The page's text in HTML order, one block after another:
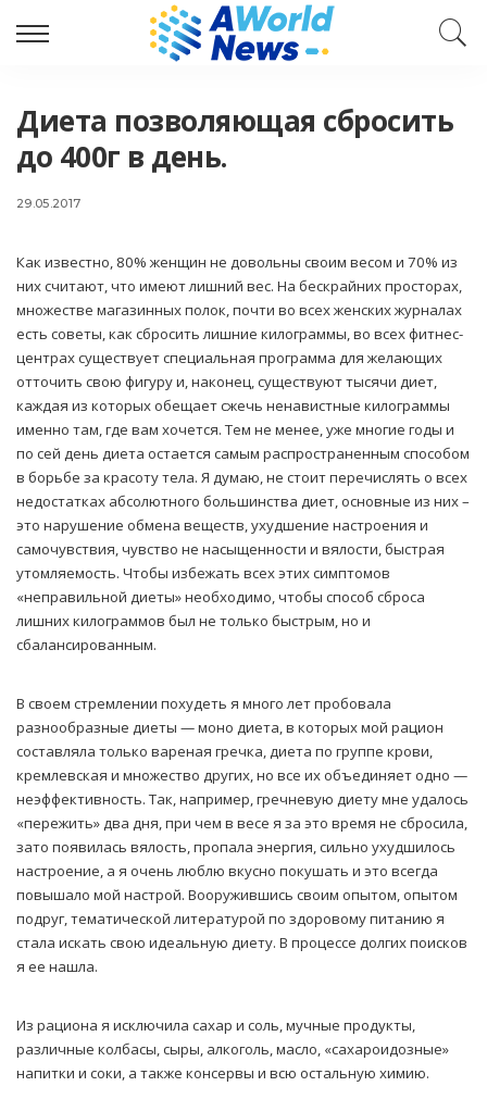
Диета позволяющая сбросить
до 400г в день.
29.05.2017
Как известно, 80% женщин не довольны своим весом и 70% из
них считают, что имеют лишний вес. На бескрайних просторах,
множестве магазинных полок, почти во всех женских журналах
есть советы, как сбросить лишние килограммы, во всех фитнес-
центрах существует специальная программа для желающих
отточить свою фигуру и, наконец, существуют тысячи диет,
каждая из которых обещает сжечь ненавистные килограммы
именно там, где вам хочется. Тем не менее, уже многие годы и
по сей день диета остается самым распространенным способом
в борьбе за красоту тела. Я думаю, не стоит перечислять о всех
недостатках абсолютного большинства диет, основные из них –
это нарушение обмена веществ, ухудшение настроения и
самочувствия, чувство не насыщенности и вялости, быстрая
утомляемость. Чтобы избежать всех этих симптомов
«неправильной диеты» необходимо, чтобы способ сброса
лишних килограммов был не только быстрым, но и
сбалансированным.
В своем стремлении похудеть я много лет пробовала
разнообразные диеты — моно диета, в которых мой рацион
составляла только вареная гречка, диета по группе крови,
кремлевская и множество других, но все их объединяет одно —
неэффективность. Так, например, гречневую диету мне удалось
«пережить» два дня, при чем в весе я за это время не сбросила,
зато появилась вялость, пропала энергия, сильно ухудшилось
настроение, а я очень люблю вкусно покушать и это всегда
повышало мой настрой. Вооружившись своим опытом, опытом
подруг, тематической литературой по здоровому питанию я
стала искать свою идеальную диету. В процессе долгих поисков
я ее нашла.
Из рациона я исключила сахар и соль, мучные продукты,
различные колбасы, сыры, алкоголь, масло, «сахароидозные»
напитки и соки, а также консервы и всю остальную химию.